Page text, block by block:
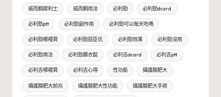
威而鋼犀利士 威而鋼用法 必利勁 必利勁dcard
必利勁ptt 必利勁副作用 必利勁可以每天吃嗎
必利勁哪裡買 必利勁屈臣氏 必利勁效果 必利勁沒用
必利勁用法 必利勁膜衣錠 必利吉dcard 必利吉ptt
必利吉哪裡買 必利吉心得 性功能 攝護腺肥大
攝護腺肥大前兆 攝護腺肥大性功能 攝護腺肥大手術